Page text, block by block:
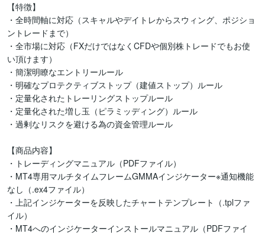
【特徴】
・全時間軸に対応（スキャルやデイトレからスウィング、ポジショ
ントレードまで）
・全市場に対応（FXだけではなくCFDや個別株トレードでもお使
い頂けます）
・簡潔明瞭なエントリールール
・明確なプロテクティブストップ（建値ストップ）ルール
・定量化されたトレーリングストップルール
・定量化された増し玉（ピラミッディング）ルール
・過剰なリスクを避ける為の資金管理ルール
【商品内容】
・トレーディングマニュアル（PDFファイル）
・MT4専用マルチタイムフレームGMMAインジケーター※通知機能
なし（.ex4ファイル）
・上記インジケーターを反映したチャートテンプレート（.tplファ
イル）
・MT4へのインジケーターインストールマニュアル（PDFファイ